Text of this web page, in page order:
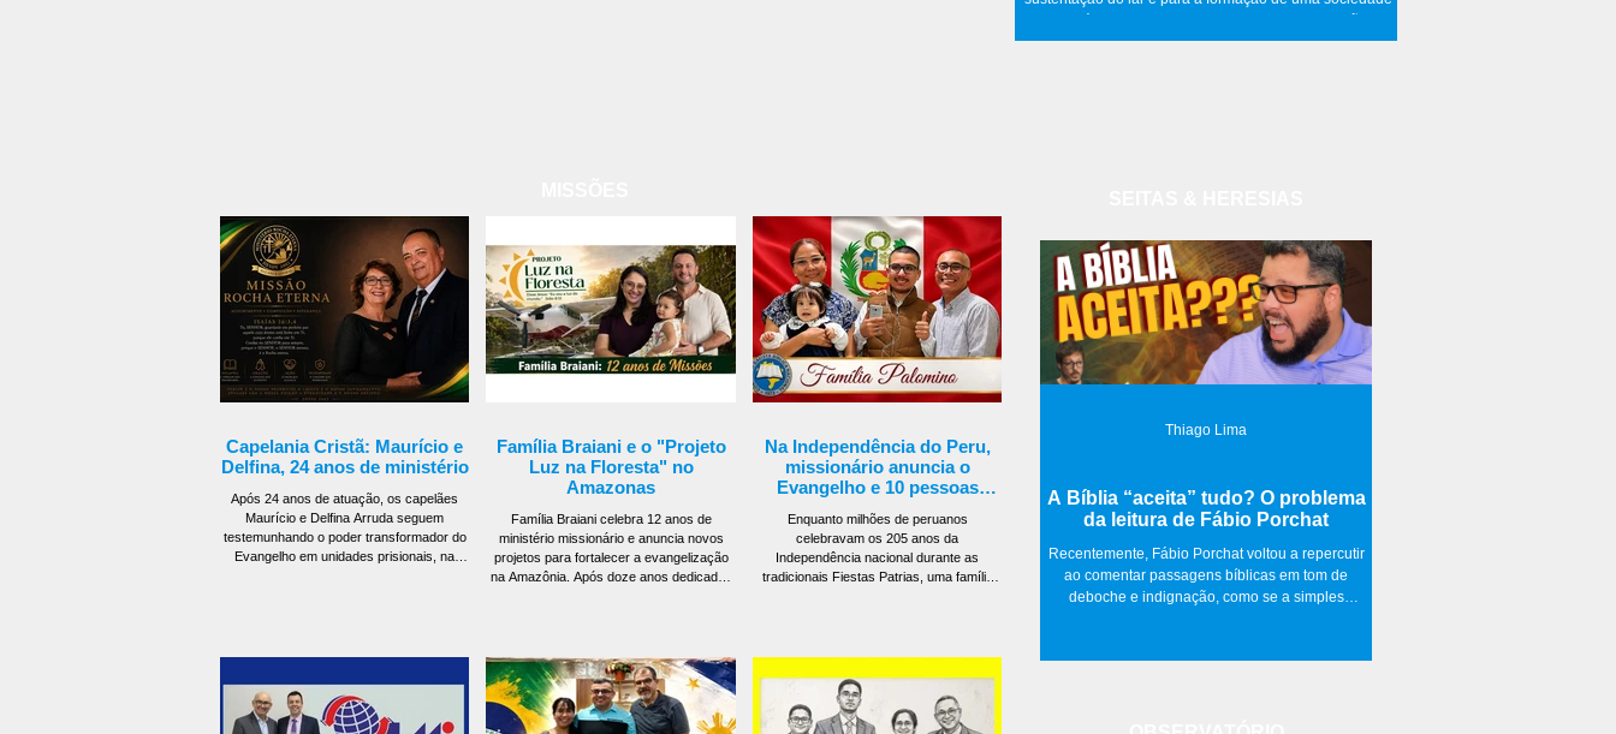
relativizados e a instituição familiar sofre constantes
Capelania Cristã: Maurício e
Delfina, 24 anos de ministério
Após 24 anos de atuação, os capelães
Maurício e Delfina Arruda seguem
testemunhando o poder transformador do
Evangelho em unidades prisionais, na
Arruda e Delfina Arruda continua
produzindo frutos em diferentes frentes
missionárias no Estado de São Paulo
Família Braiani e o "Projeto
Luz na Floresta" no
Amazonas
Família Braiani celebra 12 anos de
ministério missionário e anuncia novos
projetos para fortalecer a evangelização
na Amazônia. Após doze anos dedicados
para os próximos meses estão a
construção de um auditório e de uma casa
pastoral na comunidade ribeirinha de
Menino Deus, além da implantação de um
Na Independência do Peru,
missionário anuncia o
Evangelho e 10 pessoas
Enquanto milhões de peruanos
celebravam os 205 anos da
Independência nacional durante as
tradicionais Fiestas Patrias, uma família
presentes e 10 pessoas que professaram
publicamente sua fé em Jesus Cristo
durante um culto realizado na noite de 28
A Bíblia “aceita” tudo? O problema
da leitura de Fábio Porchat
Recentemente, Fábio Porchat voltou a repercutir
ao comentar passagens bíblicas em tom de
deboche e indignação, como se a simples
Bíblia “aceita” tais práticas.
Thiago Lima